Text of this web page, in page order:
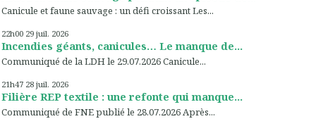
Canicule et faune sauvage : un défi croissant Les...
22h00 29 juil. 2026
Incendies géants, canicules… Le manque de...
Communiqué de la LDH le 29.07.2026 Canicule...
21h47 28 juil. 2026
Filière REP textile : une refonte qui manque...
Communiqué de FNE publié le 28.07.2026 Après...